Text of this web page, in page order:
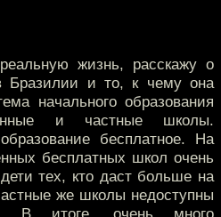
жизнь, расскажу о
Бразилии и то, к чему она
начального образования
и частные школы.
бесплатное. На
бесплатных школ очень
тех, кто даст больше на
же школы недоступны